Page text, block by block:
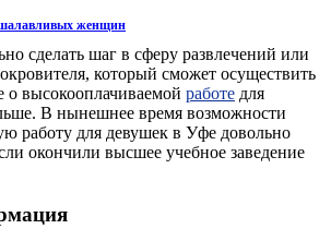
шалавливых женщин
сделать шаг в сферу развлечений или
который сможет осуществить
высокооплачиваемой работе для
В нынешнее время возможности
работу для девушек в Уфе довольно
окончили высшее учебное заведение